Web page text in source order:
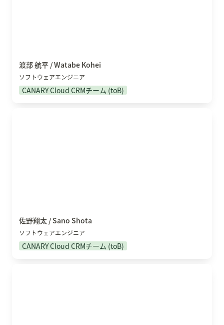
渡部 航平 / Watabe Kohei
ソフトウェアエンジニア
CANARY Cloud CRMチーム (toB)
佐野翔太 / Sano Shota
ソフトウェアエンジニア
CANARY Cloud CRMチーム (toB)